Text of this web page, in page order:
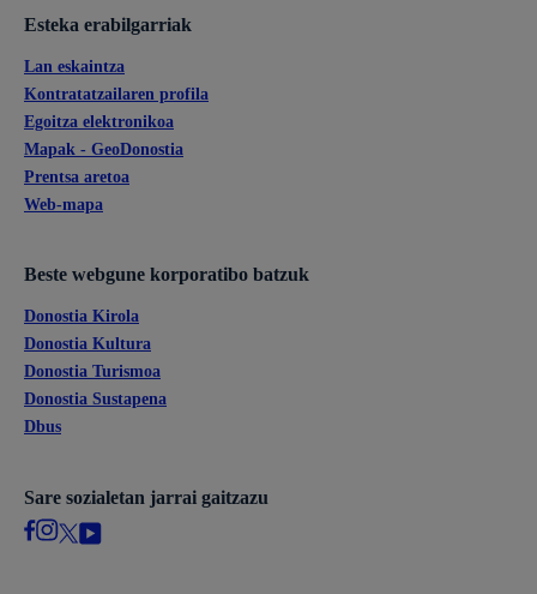
Esteka erabilgarriak
Lan eskaintza
Kontratatzailaren profila
Egoitza elektronikoa
Mapak - GeoDonostia
Prentsa aretoa
Web-mapa
Beste webgune korporatibo batzuk
Donostia Kirola
Donostia Kultura
Donostia Turismoa
Donostia Sustapena
Dbus
Sare sozialetan jarrai gaitzazu